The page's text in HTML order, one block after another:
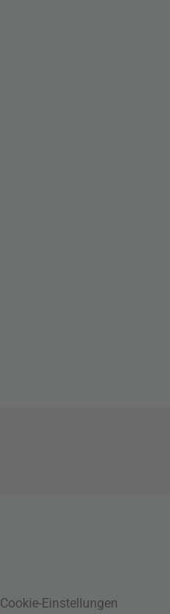
Cookie-Einstellungen